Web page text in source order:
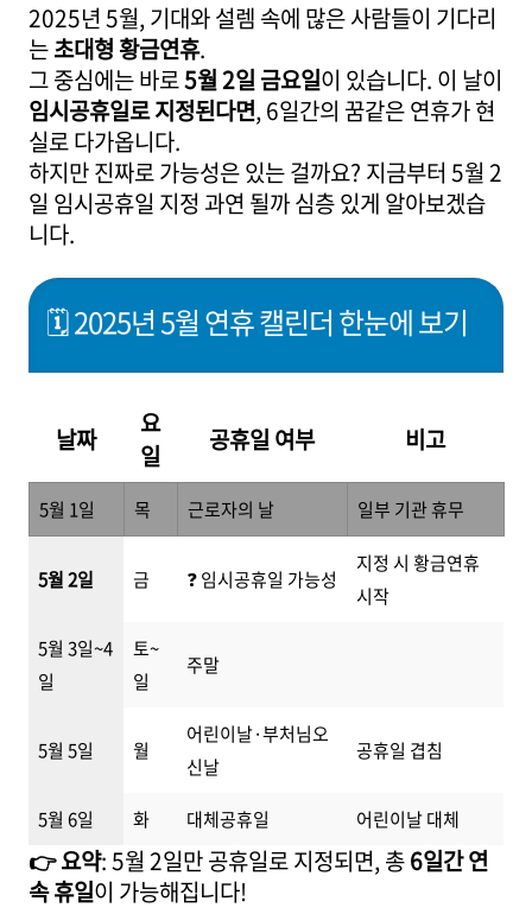
2025년 5월, 기대와 설렘 속에 많은 사람들이 기다리
는초대형 황금연휴.
그 중심에는 바로5월 2일 금요일이 있습니다. 이 날이
임시공휴일로 지정된다면, 6일간의 꿈같은 연휴가 현
실로 다가옵니다.
하지만 진짜로 가능성은 있는 걸까요? 지금부터 5월 2
일 임시공휴일 지정 과연 될까 심층 있게 알아보겠습
니다.
🗓️ 2025년 5월 연휴 캘린더 한눈에 보기
날짜
요
일
공휴일 여부 비고
5월 1일 목 근로자의 날 일부 기관 휴무
5월 2일 금 ❓ 임시공휴일 가능성
지정 시 황금연휴
시작
5월 3일~4
일
토~
일
주말
5월 5일 월
어린이날·부처님오
신날
공휴일 겹침
5월 6일 화 대체공휴일 어린이날 대체
👉 요약: 5월 2일만 공휴일로 지정되면, 총6일간 연
속 휴일이 가능해집니다!